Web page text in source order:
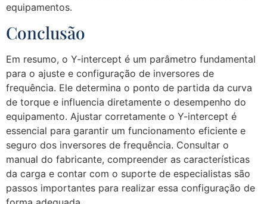
equipamentos.
Conclusão
Em resumo, o Y-intercept é um parâmetro fundamental
para o ajuste e configuração de inversores de
frequência. Ele determina o ponto de partida da curva
de torque e influencia diretamente o desempenho do
equipamento. Ajustar corretamente o Y-intercept é
essencial para garantir um funcionamento eficiente e
seguro dos inversores de frequência. Consultar o
manual do fabricante, compreender as características
da carga e contar com o suporte de especialistas são
passos importantes para realizar essa configuração de